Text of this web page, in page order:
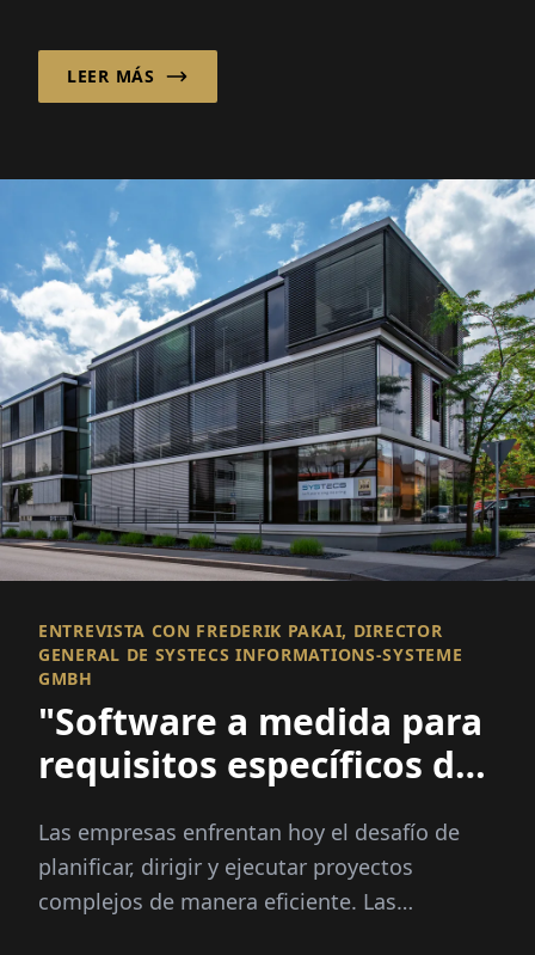
LEER MÁS
ENTREVISTA CON FREDERIK PAKAI, DIRECTOR
GENERAL DE SYSTECS INFORMATIONS-SYSTEME
GMBH
"Software a medida para
requisitos específicos de
Las empresas enfrentan hoy el desafío de
planificar, dirigir y ejecutar proyectos
complejos de manera eficiente. Las